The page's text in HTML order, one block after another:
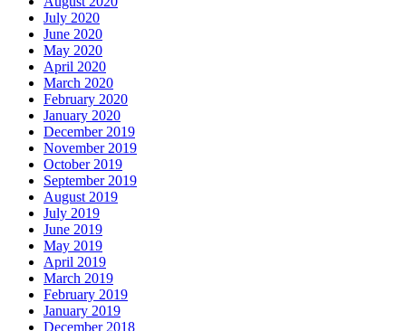
July 2020
June 2020
May 2020
April 2020
March 2020
February 2020
January 2020
December 2019
November 2019
October 2019
September 2019
August 2019
July 2019
June 2019
May 2019
April 2019
March 2019
February 2019
January 2019
December 2018